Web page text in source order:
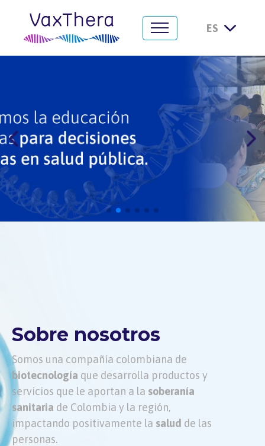
Sobre nosotros
Somos una compañía colombiana de
biotecnología que desarrolla productos y
servicios que le aportan a la soberanía
sanitaria de Colombia y la región,
impactando positivamente la salud de las
personas.